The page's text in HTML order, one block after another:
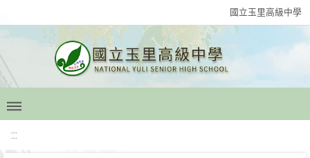
國立玉里高級中學
:::